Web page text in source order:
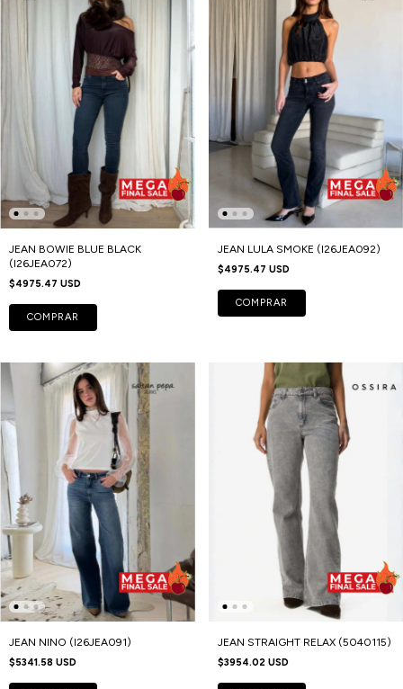
JEAN BOWIE BLUE BLACK
(I26JEA072)
$4975.47 USD
COMPRAR
JEAN LULA SMOKE (I26JEA092)
$4975.47 USD
COMPRAR
JEAN NINO (I26JEA091)
$5341.58 USD
JEAN STRAIGHT RELAX (5040115)
$3954.02 USD